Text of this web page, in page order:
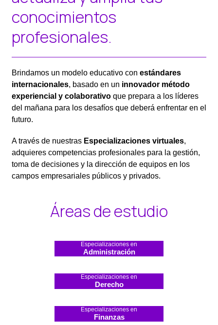
conocimientos
profesionales.
Brindamos un modelo educativo con estándares
internacionales, basado en un innovador método
experiencial y colaborativo que prepara a los líderes
del mañana para los desafíos que deberá enfrentar en el
futuro.
A través de nuestras Especializaciones virtuales,
adquieres competencias profesionales para la gestión,
toma de decisiones y la dirección de equipos en los
campos empresariales públicos y privados.
Áreas de estudio
Especializaciones en
Administración
Especializaciones en
Derecho
Especializaciones en
Finanzas